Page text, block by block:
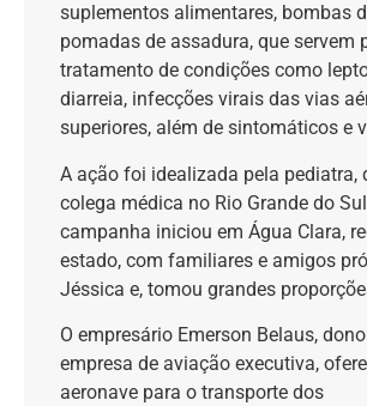
suplementos alimentares, bombas
pomadas de assadura, que servem
tratamento de condições como
diarreia, infecções virais das vias
superiores, além de sintomáticos e
A ação foi idealizada pela pediatra,
colega médica no Rio Grande do
campanha iniciou em Água Clara,
estado, com familiares e amigos
Jéssica e, tomou grandes
O empresário Emerson Belaus,
empresa de aviação executiva,
aeronave para o transporte dos